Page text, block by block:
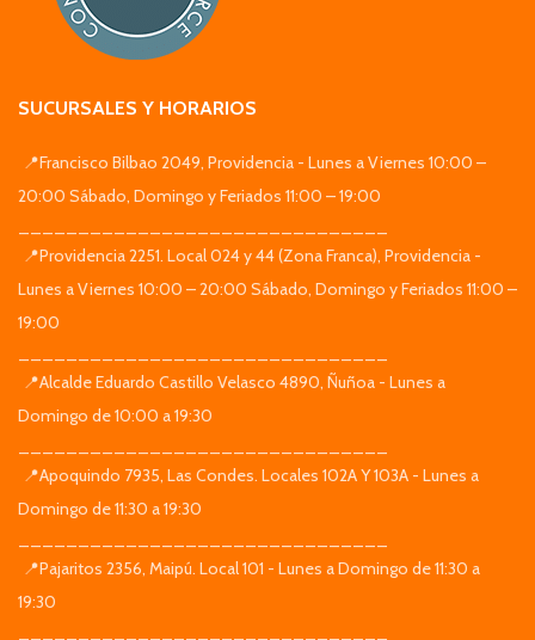
SUCURSALES Y HORARIOS
📍Francisco Bilbao 2049, Providencia - Lunes a Viernes 10:00 –
20:00 Sábado, Domingo y Feriados 11:00 – 19:00
📍Providencia 2251. Local 024 y 44 (Zona Franca), Providencia -
Lunes a Viernes 10:00 – 20:00 Sábado, Domingo y Feriados 11:00 –
19:00
📍Alcalde Eduardo Castillo Velasco 4890, Ñuñoa - Lunes a
Domingo de 10:00 a 19:30
📍Apoquindo 7935, Las Condes. Locales 102A Y 103A - Lunes a
Domingo de 11:30 a 19:30
📍Pajaritos 2356, Maipú. Local 101 - Lunes a Domingo de 11:30 a
19:30